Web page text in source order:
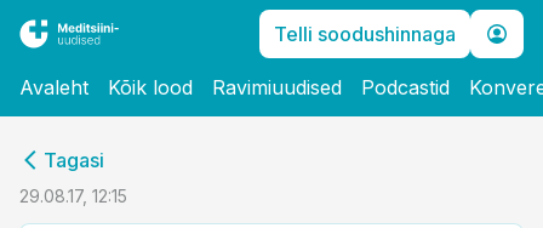
Telli soodushinnaga
Avaleht Kõik lood Ravimiuudised Podcastid
Tagasi
29.08.17, 12:15